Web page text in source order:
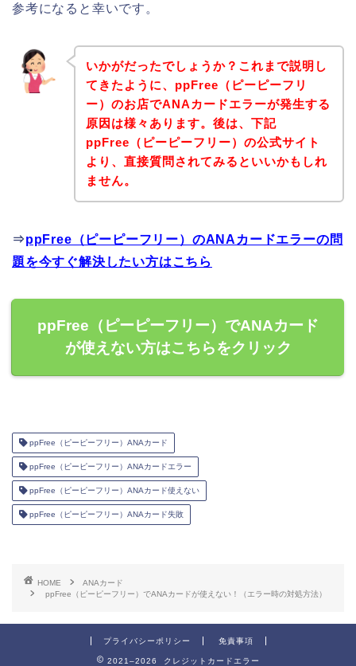
参考になると幸いです。
いかがだったでしょうか？これまで説明し
てきたように、ppFree（ピーピーフリ
ー）のお店でANAカードエラーが発生する
原因は様々あります。後は、下記
ppFree（ピーピーフリー）の公式サイト
より、直接質問されてみるといいかもしれ
ません。
⇒ppFree（ピーピーフリー）のANAカードエラーの問
題を今すぐ解決したい方はこちら
ppFree（ピーピーフリー）でANAカード
が使えない方はこちらをクリック
ppFree（ピーピーフリー）ANAカード
ppFree（ピーピーフリー）ANAカードエラー
ppFree（ピーピーフリー）ANAカード使えない
ppFree（ピーピーフリー）ANAカード失敗
HOME
ANAカード
ppFree（ピーピーフリー）でANAカードが使えない！（エラー時の対処方法）
プライバシーポリシー 免責事項
2021–2026 クレジットカードエラー